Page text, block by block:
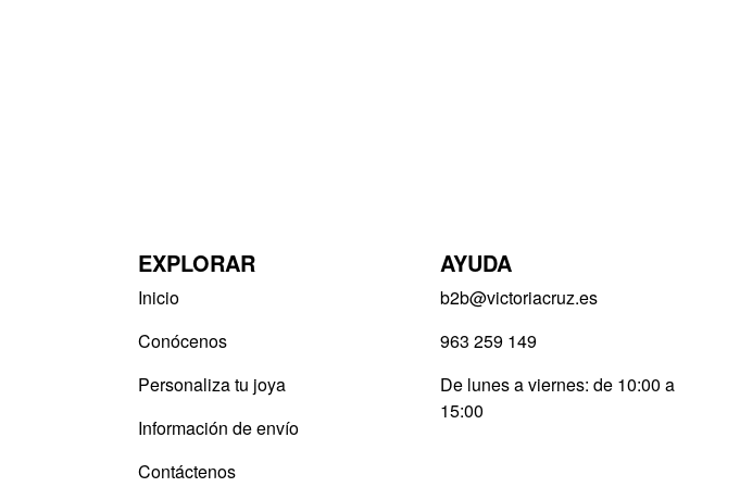
AYUDA
b2b@victoriacruz.es
963 259 149
De lunes a viernes: de 10:00 a
15:00
EXPLORAR
Inicio
Conócenos
Personaliza tu joya
Información de envío
Contáctenos